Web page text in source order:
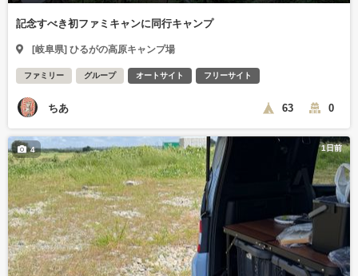
記念すべき初ファミキャンに同行キャンプ
[岐阜県] ひるがの高原キャンプ場
ファミリー グループ オートサイト フリーサイト
ちあ 63 0
1日前
4